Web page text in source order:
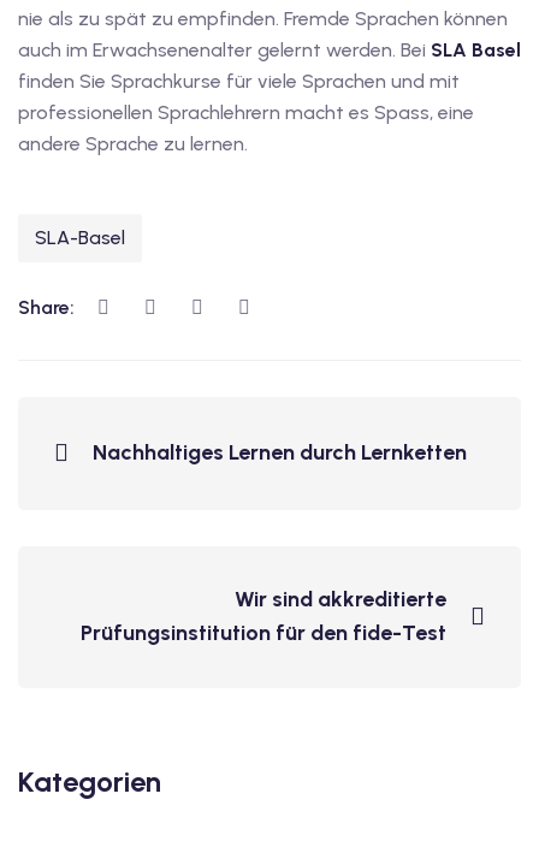
den fide-Test
nie als zu spät zu empfinden. Fremde Sprachen können
auch im Erwachsenenalter gelernt werden. Bei SLA Basel
finden Sie Sprachkurse für viele Sprachen und mit
professionellen Sprachlehrern macht es Spass, eine
andere Sprache zu lernen.
SLA-Basel
Share:
Nachhaltiges Lernen durch Lernketten
Wir sind akkreditierte
Prüfungsinstitution für den fide-Test
Kategorien